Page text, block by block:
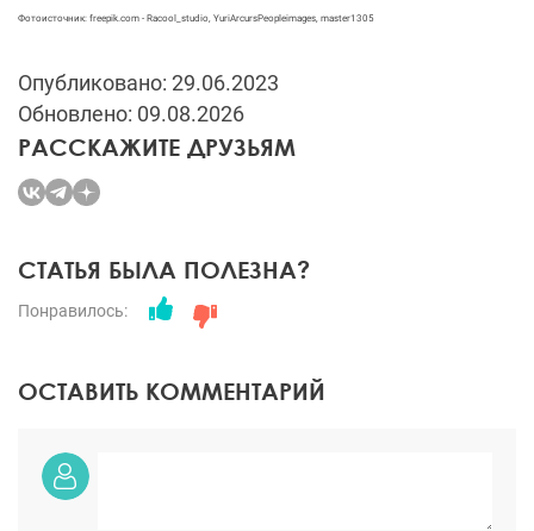
Фотоисточник: freepik.com - Racool_studio, YuriArcursPeopleimages, master1305
Опубликовано: 29.06.2023
Обновлено: 09.08.2026
РАССКАЖИТЕ ДРУЗЬЯМ
СТАТЬЯ БЫЛА ПОЛЕЗНА?
Понравилось:
ОСТАВИТЬ КОММЕНТАРИЙ